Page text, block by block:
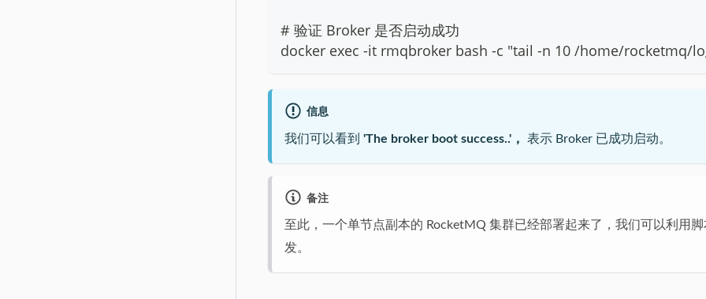
# 验证 Broker 是否启动成功
docker exec -it rmqbroker bash -c "tail -n 10 /home/rocketmq/
信息
我们可以看到 'The broker boot success..'， 表示 Broker 已成功启动。
备注
至此，一个单节点副本的 RocketMQ 集群已经部署起来了，我们可以利用
发。